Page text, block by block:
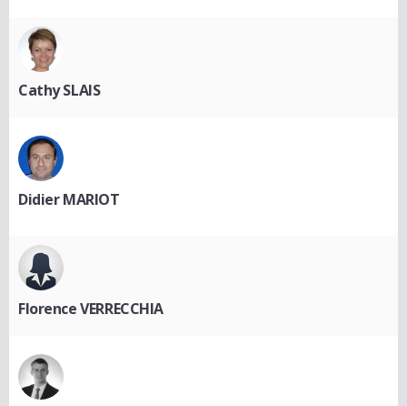
Cathy SLAIS
Didier MARIOT
Florence VERRECCHIA